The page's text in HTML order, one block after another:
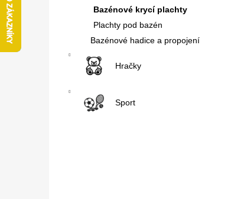
Bazénové krycí plachty
Plachty pod bazén
Bazénové hadice a propojení
Hračky
Sport